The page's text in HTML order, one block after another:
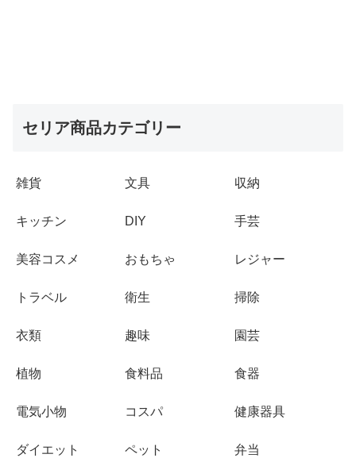
セリア商品カテゴリー
雑貨 文具 収納
キッチン DIY 手芸
美容コスメ おもちゃ レジャー
トラベル 衛生 掃除
衣類 趣味 園芸
植物 食料品 食器
電気小物 コスパ 健康器具
ダイエット ペット 弁当